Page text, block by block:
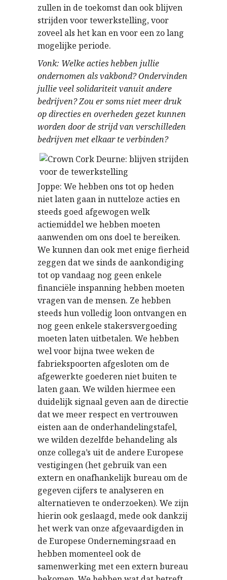
zullen in de toekomst dan ook blijven
strijden voor tewerkstelling, voor
zoveel als het kan en voor een zo lang
mogelijke periode.
Vonk: Welke acties hebben jullie
ondernomen als vakbond? Ondervinden
jullie veel solidariteit vanuit andere
bedrijven? Zou er soms niet meer druk
op directies en overheden gezet kunnen
worden door de strijd van verschilleden
bedrijven met elkaar te verbinden?
Joppe: We hebben ons tot op heden
niet laten gaan in nutteloze acties en
steeds goed afgewogen welk
actiemiddel we hebben moeten
aanwenden om ons doel te bereiken.
We kunnen dan ook met enige fierheid
zeggen dat we sinds de aankondiging
tot op vandaag nog geen enkele
financiële inspanning hebben moeten
vragen van de mensen. Ze hebben
steeds hun volledig loon ontvangen en
nog geen enkele stakersvergoeding
moeten laten uitbetalen. We hebben
wel voor bijna twee weken de
fabriekspoorten afgesloten om de
afgewerkte goederen niet buiten te
laten gaan. We wilden hiermee een
duidelijk signaal geven aan de directie
dat we meer respect en vertrouwen
eisten aan de onderhandelingstafel,
we wilden dezelfde behandeling als
onze collega’s uit de andere Europese
vestigingen (het gebruik van een
extern en onafhankelijk bureau om de
gegeven cijfers te analyseren en
alternatieven te onderzoeken). We zijn
hierin ook geslaagd, mede ook dankzij
het werk van onze afgevaardigden in
de Europese Ondernemingsraad en
hebben momenteel ook de
samenwerking met een extern bureau